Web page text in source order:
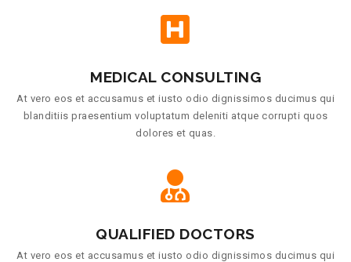
MEDICAL CONSULTING
At vero eos et accusamus et iusto odio dignissimos ducimus qui
blanditiis praesentium voluptatum deleniti atque corrupti quos
dolores et quas.
QUALIFIED DOCTORS
At vero eos et accusamus et iusto odio dignissimos ducimus qui